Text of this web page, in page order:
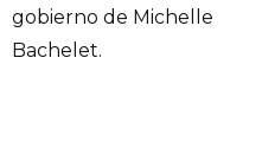
gobierno de Michelle
Bachelet.